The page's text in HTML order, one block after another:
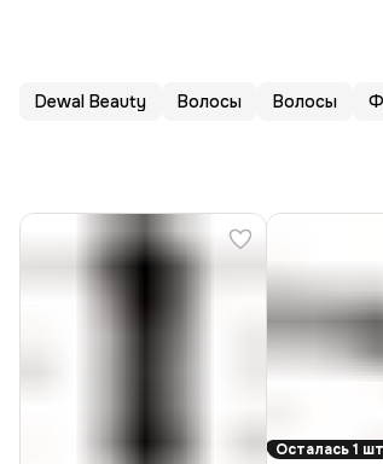
Dewal Beauty Волосы Волосы
Осталась 1